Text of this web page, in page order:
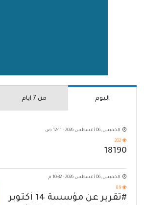
اليوم من 7 ايام
الخميس, 06 أغسطس 2026 - 12:11 ص
202
18190
الخميس, 06 أغسطس 2026 - 10:32 م
89
#تقرير عن مؤسسة 14 أكتوبر